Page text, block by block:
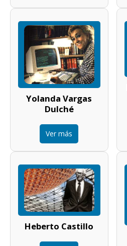
Yolanda Vargas
Dulché
Ver más
Heberto Castillo